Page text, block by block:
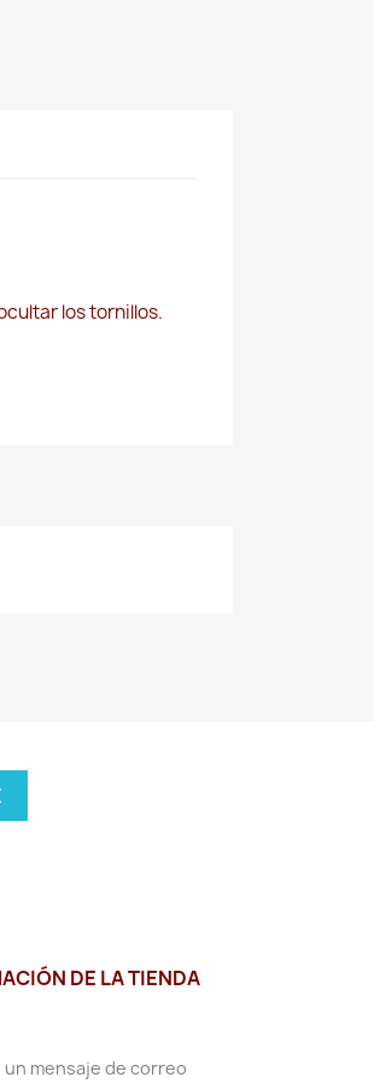
los tornillos.
DE LA TIENDA
un mensaje de correo